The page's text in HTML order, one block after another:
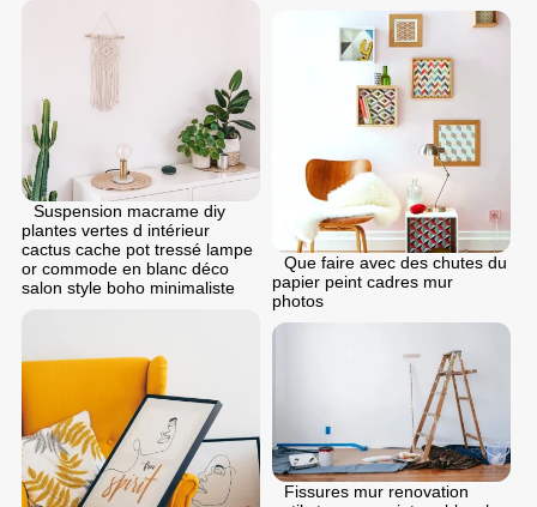
Suspension macrame diy
plantes vertes d intérieur
cactus cache pot tressé lampe
or commode en blanc déco
salon style boho minimaliste
Que faire avec des chutes du
papier peint cadres mur
photos
Fissures mur renovation